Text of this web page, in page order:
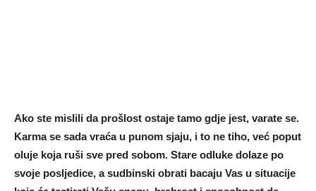
Ako ste mislili da prošlost ostaje tamo gdje jest, varate se.
Karma se sada vraća u punom sjaju, i to ne tiho, već poput
oluje koja ruši sve pred sobom. Stare odluke dolaze po
svoje posljedice, a sudbinski obrati bacaju Vas u situacije